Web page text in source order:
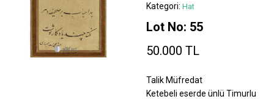
Kategori: Hat
Lot No: 55
50.000 TL
Talik Müfredat
Ketebeli eserde ünlü Timurlu